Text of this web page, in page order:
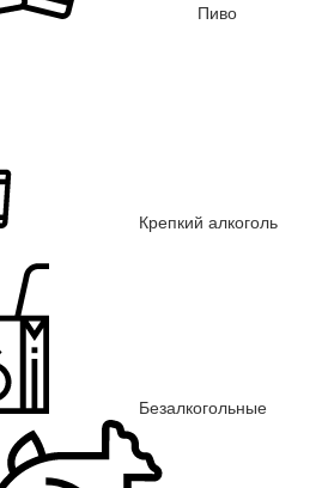
Пиво
Крепкий алкоголь
Безалкогольные